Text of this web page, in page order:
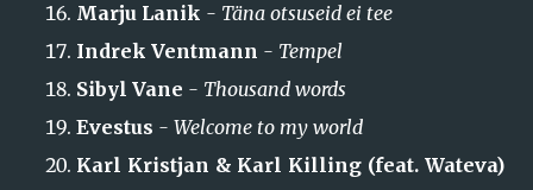
Marju Lanik - Täna otsuseid ei tee
Indrek Ventmann - Tempel
Sibyl Vane - Thousand words
Evestus - Welcome to my world
Karl Kristjan & Karl Killing (feat. Wateva)